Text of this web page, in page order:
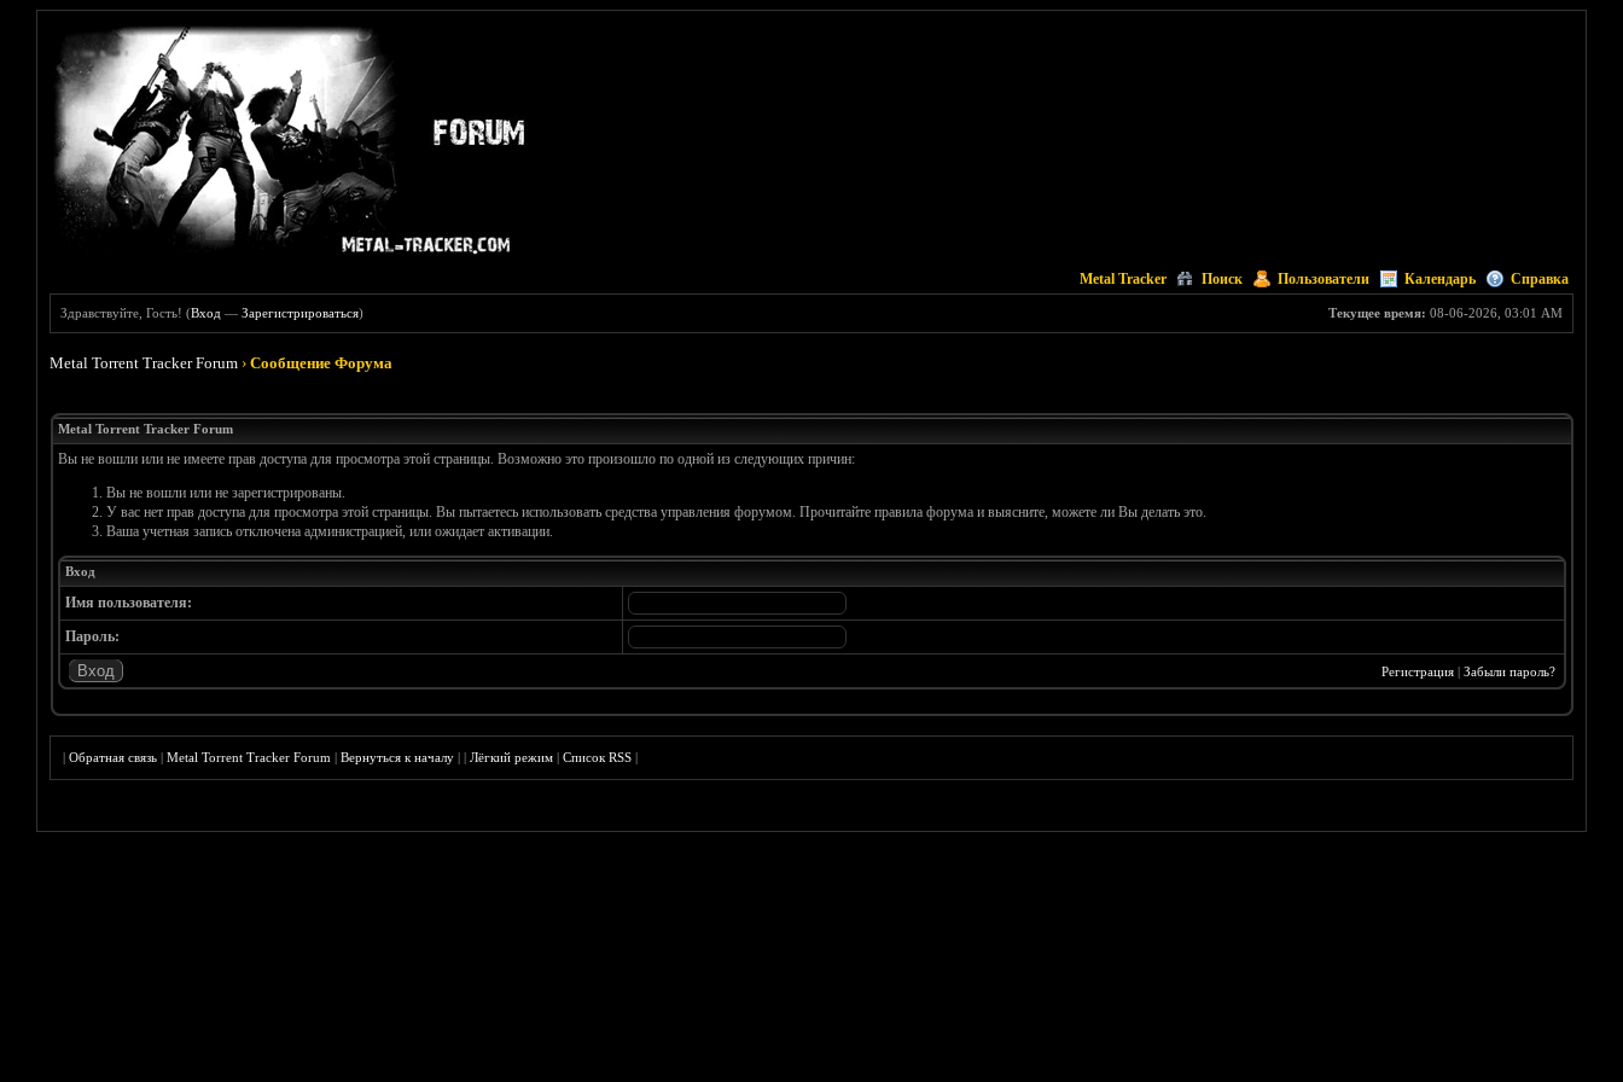
Metal Tracker Поиск Пользователи Календарь Справка
Текущее время: 08-06-2026, 03:01 AM
Здравствуйте, Гость! (Вход —Зарегистрироваться)
Metal Torrent Tracker Forum ›Сообщение Форума
Metal Torrent Tracker Forum
Вы не вошли или не имеете прав доступа для просмотра этой страницы. Возможно это произошло по одной из следующих причин:
Вы не вошли или не зарегистрированы.
У вас нет прав доступа для просмотра этой страницы. Вы пытаетесь использовать средства управления форумом. Прочитайте правила форума и выясните, можете ли Вы делать это.
Ваша учетная запись отключена администрацией, или ожидает активации.
Вход
Имя пользователя:
Пароль:
Регистрация| Забыли пароль?
|Обратная связь |Metal Torrent Tracker Forum |Вернуться к началу ||Лёгкий режим |Список RSS |